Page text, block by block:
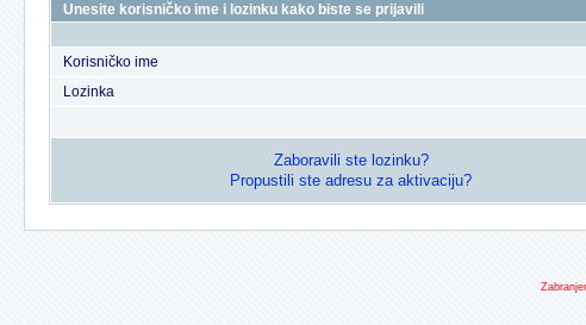
Unesite korisničko ime i lozinku kako biste se prijavili
Korisničko ime
Lozinka
Zaboravili ste lozinku?
Propustili ste adresu za aktivaciju?